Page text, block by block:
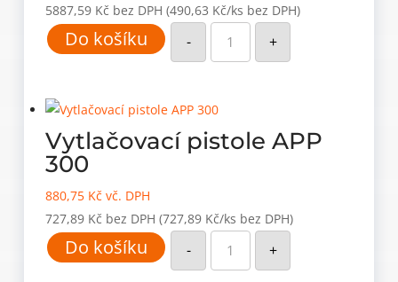
5887,59 Kč bez DPH (490,63 Kč/ks bez DPH)
Do košíku -
Vynilová
pryskyřice
VYSF
(bez
SF
ks)
množství
+
Vytlačovací pistole APP
300
880,75 Kč vč. DPH
727,89 Kč bez DPH (727,89 Kč/ks bez DPH)
Do košíku -
Vytlačovací
pistole
APP
300
+